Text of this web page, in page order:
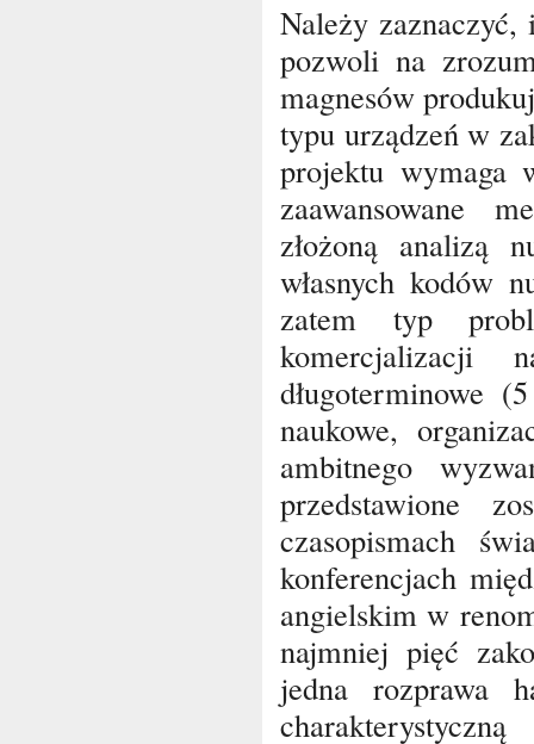
Należy
pozwoli na
magnesów
typu urządzeń w
projektu wymaga
zaawansowane
złożoną analizą
własnych kodów
zatem typ
komercjalizacji
długoterminowe
naukowe,
ambitnego
przedstawione
czasopismach
konferencjach
angielskim w
najmniej pięć
jedna rozprawa